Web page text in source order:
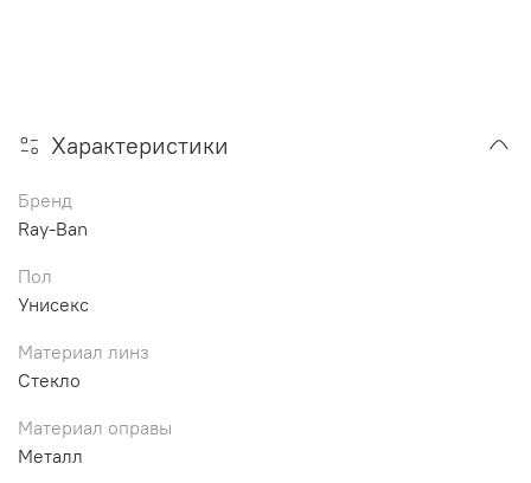
Характеристики
Бренд
Ray-Ban
Пол
Унисекс
Материал линз
Стекло
Материал оправы
Металл